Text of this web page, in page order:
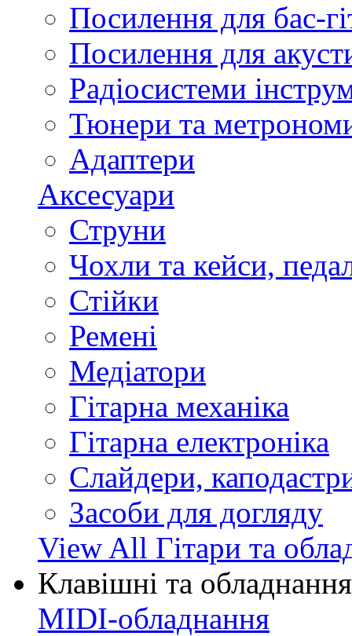
Посилення для бас-
Посилення для
Радіосистеми
Тюнери та
Адаптери
Аксесуари
Струни
Чохли та кейси,
Стійки
Ремені
Медіатори
Гітарна механіка
Гітарна електроніка
Слайдери,
Засоби для догляду
View All Гітари та
Клавішні та обладнання
MIDI-обладнання